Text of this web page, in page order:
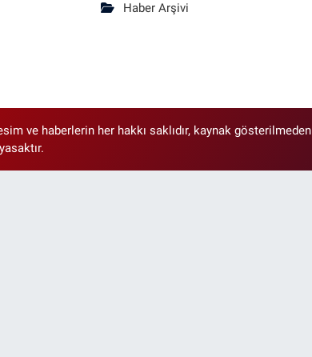
Haber Arşivi
ve haberlerin her hakkı saklıdır, kaynak gösterilmeden